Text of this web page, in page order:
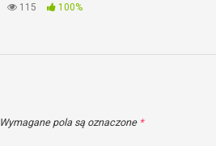
115 100%
Wymagane pola są oznaczone *